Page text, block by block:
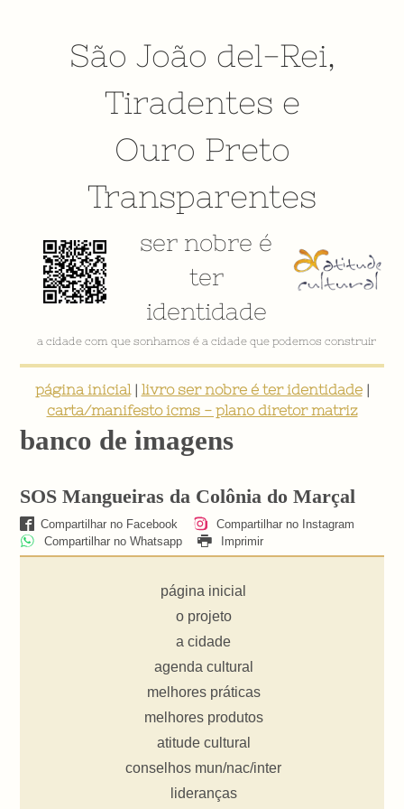
São João del-Rei,
Tiradentes e
Ouro Preto
Transparentes
ser nobre é
ter
identidade
a cidade com que sonhamos é a cidade que podemos construir
página inicial| livro ser nobre é ter identidade|
carta/manifesto icms - plano diretor matriz
banco de imagens
SOS Mangueiras da Colônia do Marçal
Compartilhar no Facebook
Compartilhar no Instagram
Compartilhar no Whatsapp
Imprimir
página inicial
o projeto
a cidade
agenda cultural
melhores práticas
melhores produtos
atitude cultural
conselhos mun/nac/inter
lideranças